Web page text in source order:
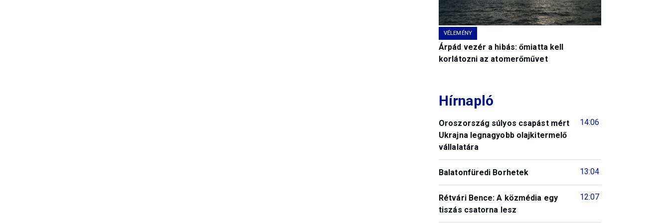
VÉLEMÉNY
Árpád vezér a hibás: őmiatta kell
korlátozni az atomerőművet
Hírnapló
14:06
Oroszország súlyos csapást mért
Ukrajna legnagyobb olajkitermelő
vállalatára
13:04
Balatonfüredi Borhetek
12:07
Rétvári Bence: A közmédia egy
tiszás csatorna lesz